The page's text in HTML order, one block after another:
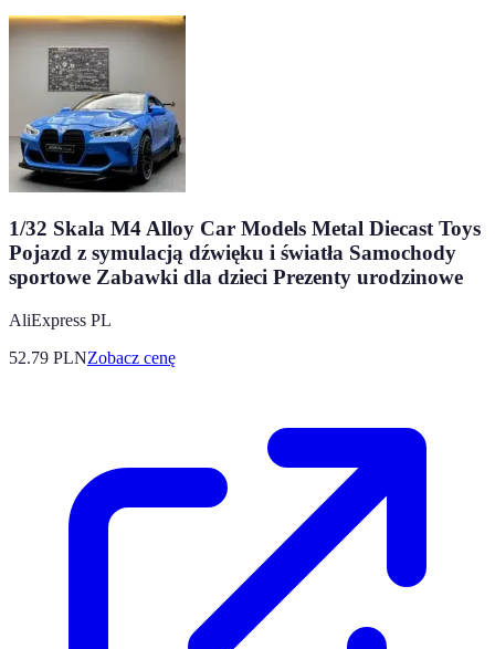
1/32 Skala M4 Alloy Car Models Metal Diecast Toys
Pojazd z symulacją dźwięku i światła Samochody
sportowe Zabawki dla dzieci Prezenty urodzinowe
AliExpress PL
52.79 PLNZobacz cenę